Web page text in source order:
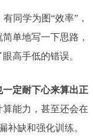
同学为图“效率”，
单地写一下思路，
高手低的错误。
一定耐下心来算出正
能力，甚至还会在
补缺和强化训练。